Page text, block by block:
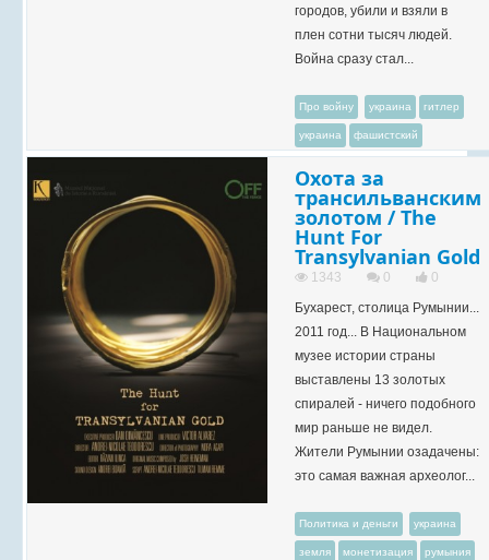
городов, убили и взяли в
плен сотни тысяч людей.
Война сразу стал...
Про войну украина гитлер
украина фашистский
Охота за
трансильванским
золотом / The
Hunt For
Transylvanian Gold
1343 0
0
Бухарест, столица Румынии...
2011 год... В Национальном
музее истории страны
выставлены 13 золотых
спиралей - ничего подобного
мир раньше не видел.
Жители Румынии озадачены:
это самая важная археолог...
Политика и деньги украина
земля монетизация румыния